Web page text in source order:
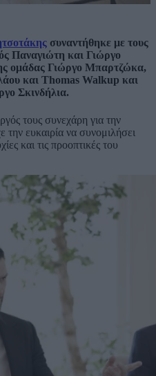
συναντήθηκε με τους
Παναγιώτη και Γιώργο
ομάδας Γιώργο Μπαρτζώκα,
και Thomas Walkup και
Σκινδήλια.
τους συνεχάρη για την
την ευκαιρία να συνομιλήσει
και τις προοπτικές του